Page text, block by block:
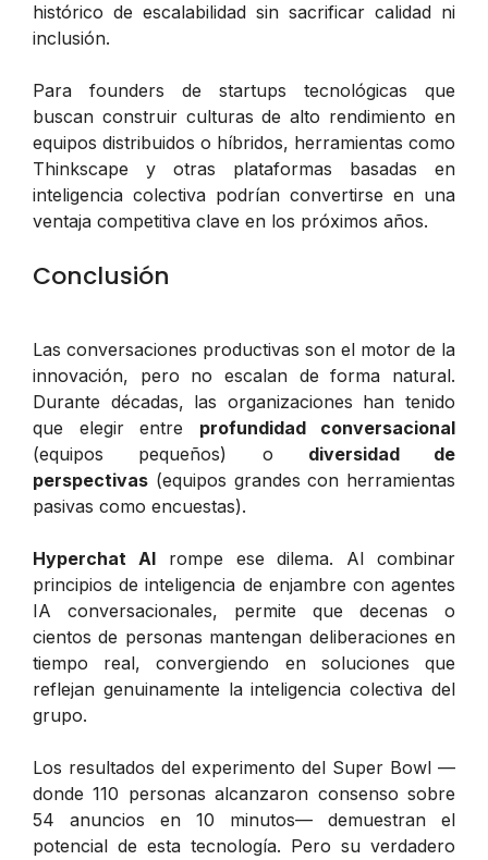
histórico de escalabilidad sin sacrificar calidad ni
inclusión.
Para founders de startups tecnológicas que
buscan construir culturas de alto rendimiento en
equipos distribuidos o híbridos, herramientas como
Thinkscape y otras plataformas basadas en
inteligencia colectiva podrían convertirse en una
ventaja competitiva clave en los próximos años.
Conclusión
Las conversaciones productivas son el motor de la
innovación, pero no escalan de forma natural.
Durante décadas, las organizaciones han tenido
que elegir entre profundidad conversacional
(equipos pequeños) o diversidad de
perspectivas (equipos grandes con herramientas
pasivas como encuestas).
Hyperchat AIrompe ese dilema. Al combinar
principios de inteligencia de enjambre con agentes
IA conversacionales, permite que decenas o
cientos de personas mantengan deliberaciones en
tiempo real, convergiendo en soluciones que
reflejan genuinamente la inteligencia colectiva del
grupo.
Los resultados del experimento del Super Bowl —
donde 110 personas alcanzaron consenso sobre
54 anuncios en 10 minutos— demuestran el
potencial de esta tecnología. Pero su verdadero